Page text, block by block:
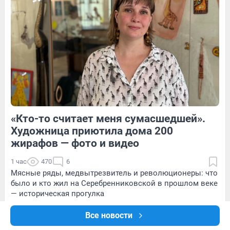
Все новости
19 Обсудить
138 Обсудить 21 Обсудить
«Кто-то считает меня сумасшедшей».
Художница приютила дома 200
жирафов — фото и видео
1 час 470 6
Мясные ряды, медвытрезвитель и революционеры: что
было и кто жил на Серебренниковской в прошлом веке
— историческая прогулка
«Страшно, жить-то хочется». Что происходит вокруг